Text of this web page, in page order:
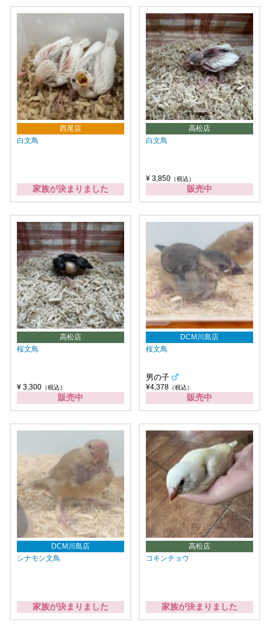
西尾店
白文鳥
家族が決まりました
高松店
白文鳥
¥ 3,850 （税込）
販売中
高松店
桜文鳥
¥ 3,300 （税込）
販売中
DCM川島店
桜文鳥
男の子
¥4,378 （税込）
販売中
DCM川島店
シナモン文鳥
家族が決まりました
高松店
コキンチョウ
家族が決まりました